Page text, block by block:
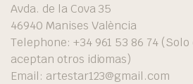
Avda. de la Cova 35
46940 Manises València
Telephone: +34 961 53 86 74
aceptan otros idiomas)
Email: artestar123@gmail.com